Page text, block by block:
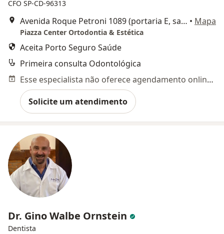
CFO SP-CD-96313
Avenida Roque Petroni 1089 (portaria E, sala 516, shopping Morumbi), São Paulo • Mapa
Piazza Center Ortodontia & Estética
Aceita Porto Seguro Saúde
Primeira consulta Odontológica
Esse especialista não oferece agendamento online para esse endereço.
Solicite um atendimento
Dr. Gino Walbe Ornstein
Dentista